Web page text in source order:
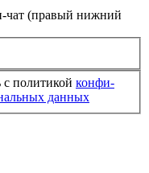
чат (правый нижний
с политикой конфи­
данных